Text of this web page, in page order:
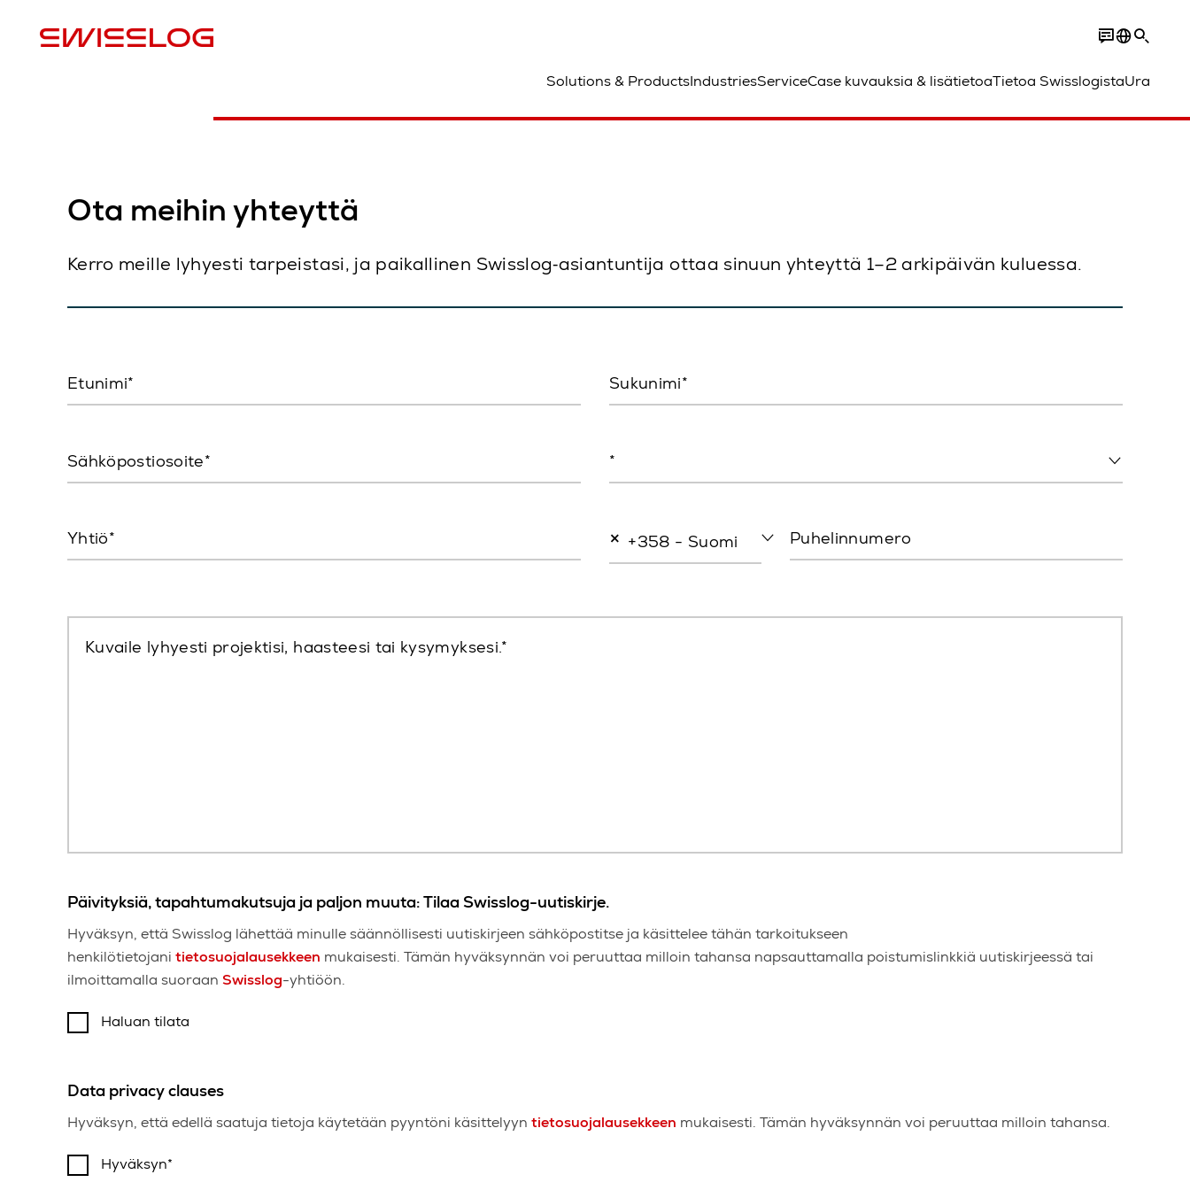
Solutions & ProductsIndustriesServiceCase kuvauksia & lisätietoaTietoa SwisslogistaUra
Ota meihin yhteyttä
Kerro meille lyhyesti tarpeistasi, ja paikallinen Swisslog‑asiantuntija ottaa sinuun yhteyttä 1–2 arkipäivän kuluessa.
Etunimi Sukunimi
Sähköpostiosoite *
Yhtiö × +358 - Suomi Puhelinnumero
Kuvaile lyhyesti projektisi, haasteesi tai kysymyksesi.
Päivityksiä, tapahtumakutsuja ja paljon muuta: Tilaa Swisslog-uutiskirje.
Hyväksyn, että Swisslog lähettää minulle säännöllisesti uutiskirjeen sähköpostitse ja käsittelee tähän tarkoitukseen
henkilötietojani tietosuojalausekkeen mukaisesti. Tämän hyväksynnän voi peruuttaa milloin tahansa napsauttamalla poistumislinkkiä uutiskirjeessä tai
ilmoittamalla suoraan Swisslog-yhtiöön.
Haluan tilata
Data privacy clauses
Hyväksyn, että edellä saatuja tietoja käytetään pyyntöni käsittelyyn tietosuojalausekkeen mukaisesti. Tämän hyväksynnän voi peruuttaa milloin tahansa.
Hyväksyn